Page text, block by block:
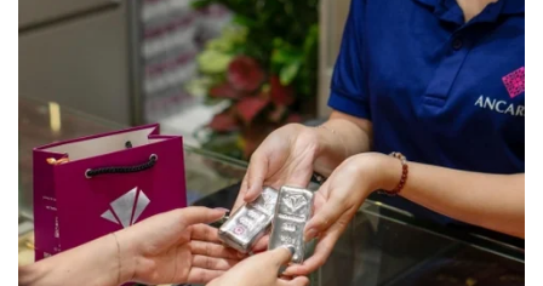
Pháp luật
Quân sự - Quốc phòng
Vũ khí
Việt Nam
Phân tích